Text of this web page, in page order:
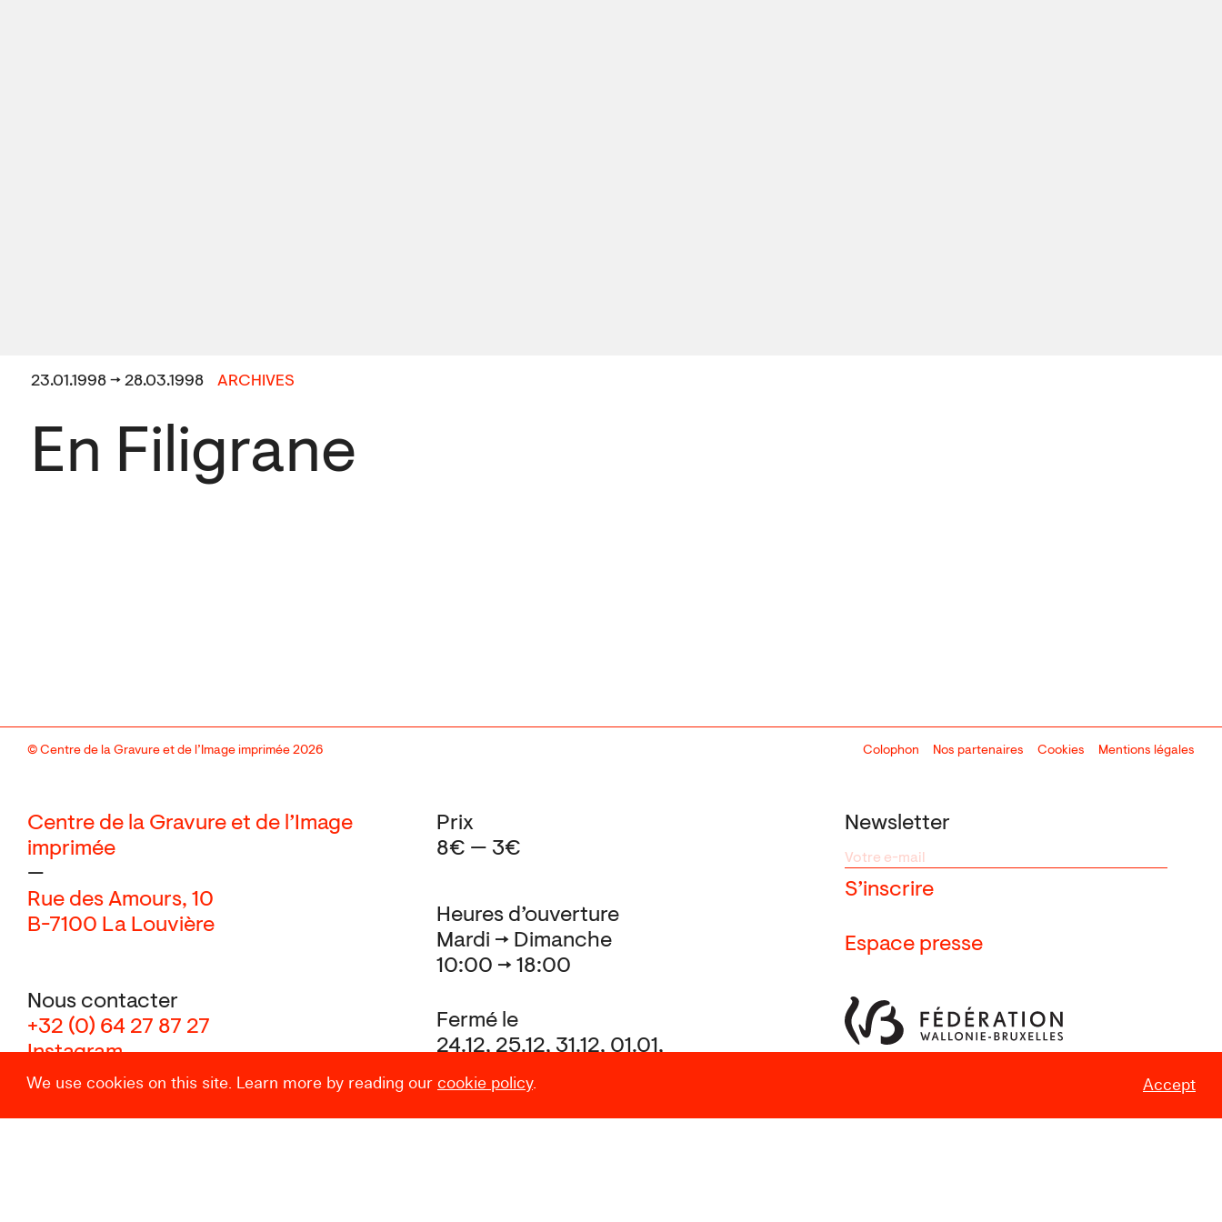
We use cookies on this site. Learn more by reading our cookie policy. Accept
23.01.1998 → 28.03.1998 ARCHIVES
En Filigrane
Centre de la Gravure et de l’Image
imprimée
—
Rue des Amours, 10
B-7100 La Louvière
Nous contacter
+32 (0) 64 27 87 27
Instagram
Newsletter
Espace presse
Heures d’ouverture
Mardi → Dimanche
10:00 → 18:00
Fermé le
24.12, 25.12, 31.12, 01.01,
et pendant le Laetare (Carnaval)
Prix
8€ — 3€
© Centre de la Gravure et de l’Image imprimée 2026 Colophon
Design:Marcel Kaczmarek, code:8080.studio
Nos partenaires Cookies Mentions légales